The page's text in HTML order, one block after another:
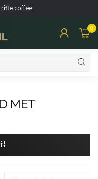
rifle coffee
0
MET